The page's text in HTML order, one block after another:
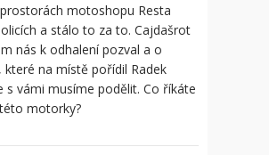
motoshopu Resta
a stálo to za to. Cajdašrot
nás k odhalení pozval a o
na místě pořídil Radek
s vámi musíme podělit. Co říkáte
motorky?